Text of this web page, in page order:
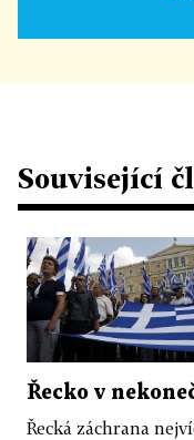
Související
Řecko v
Řecká záchrana